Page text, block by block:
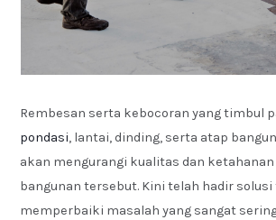
Rembesan serta kebocoran yang timbul
pondasi, lantai, dinding, serta atap
akan mengurangi kualitas dan
bangunan tersebut. Kini telah hadir solusi
memperbaiki masalah yang sangat